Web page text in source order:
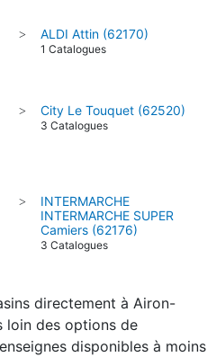
> ALDI Attin (62170)
1 Catalogues
> City Le Touquet (62520)
3 Catalogues
>
INTERMARCHE
INTERMARCHE SUPER
Camiers (62176)
3 Catalogues
directement à Airon-
loin des options de
disponibles à moins